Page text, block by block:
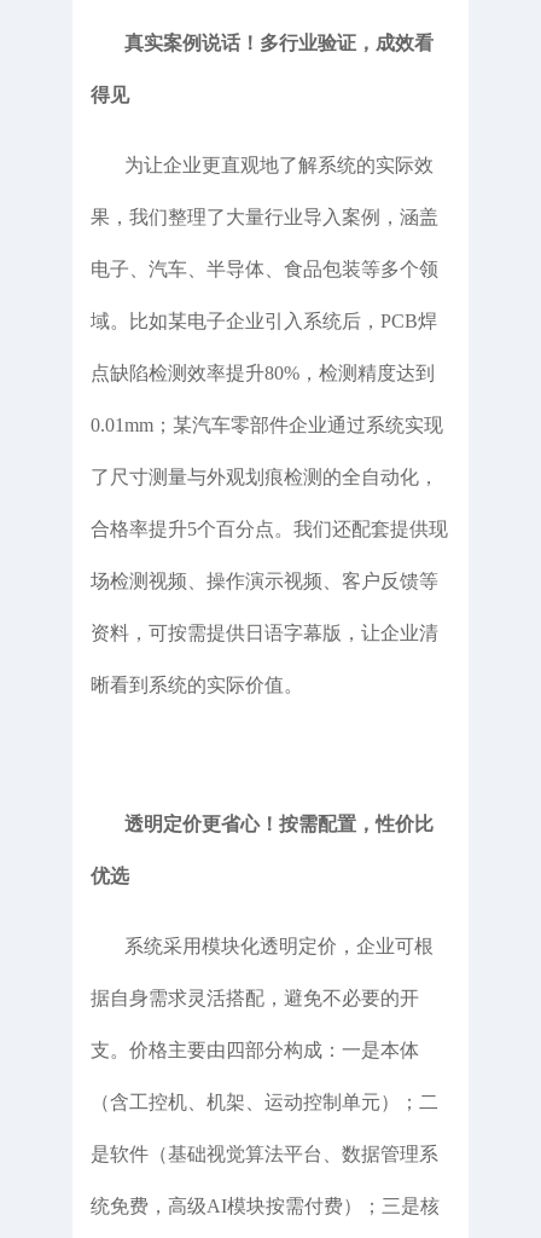
真实案例说话！多行业验证，成效看
得见
为让企业更直观地了解系统的实际效
果，我们整理了大量行业导入案例，涵盖
电子、汽车、半导体、食品包装等多个领
域。比如某电子企业引入系统后，PCB焊
点缺陷检测效率提升80%，检测精度达到
0.01mm；某汽车零部件企业通过系统实现
了尺寸测量与外观划痕检测的全自动化，
合格率提升5个百分点。我们还配套提供现
场检测视频、操作演示视频、客户反馈等
资料，可按需提供日语字幕版，让企业清
晰看到系统的实际价值。
透明定价更省心！按需配置，性价比
优选
系统采用模块化透明定价，企业可根
据自身需求灵活搭配，避免不必要的开
支。价格主要由四部分构成：一是本体
（含工控机、机架、运动控制单元）；二
是软件（基础视觉算法平台、数据管理系
统免费，高级AI模块按需付费）；三是核